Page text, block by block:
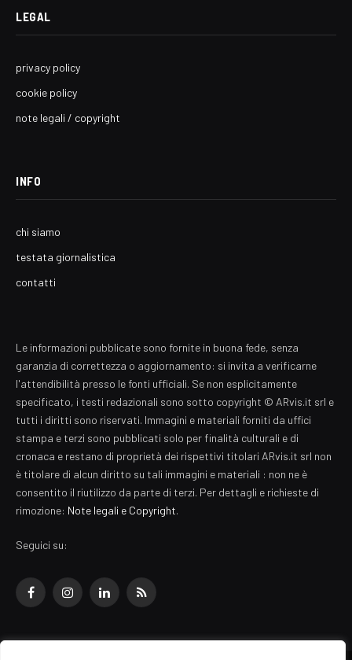
LEGAL
privacy policy
cookie policy
note legali / copyright
INFO
chi siamo
testata giornalistica
contatti
Le informazioni pubblicate sono fornite in buona fede, senza
garanzia di correttezza o aggiornamento: si invita a verificarne
l'attendibilità presso le fonti ufficiali. Se non esplicitamente
specificato, i testi redazionali sono sotto copyright © ARvis.it srl e
tutti i diritti sono riservati. Immagini e materiali forniti da uffici
stampa e terzi sono pubblicati solo per finalità culturali e di
cronaca e restano di proprietà dei rispettivi titolari ARvis.it srl non
è titolare di alcun diritto su tali immagini e materiali : non ne è
consentito il riutilizzo da parte di terzi. Per dettagli e richieste di
rimozione: Note legali e Copyright.
Seguici su:
FacebookInstagramLinkedInRSS